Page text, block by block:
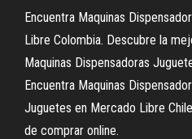
Encuentra Maquinas
Libre Colombia. Descubre la
Maquinas Dispensadoras
Encuentra Maquinas
Juguetes en Mercado Libre
de comprar online.